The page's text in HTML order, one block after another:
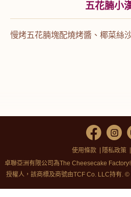
五花腩小
慢烤五花腩塊配燒烤醬、椰菜絲
使用條款 隱私政策
卓聯亞洲有限公司為The Cheesecake
授權人，該商標及商號由TCF Co. LLC持有.